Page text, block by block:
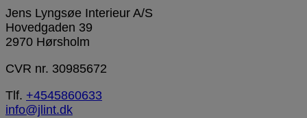
Jens Lyngsøe Interieur A/S
Hovedgaden 39
2970 Hørsholm
CVR nr. 30985672
Tlf. +4545860633
info@jlint.dk